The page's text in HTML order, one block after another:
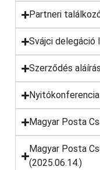
Partneri
Svájci delegáció
Szerződés
Magyar Posta
Magyar Posta
(2025.06.14.)